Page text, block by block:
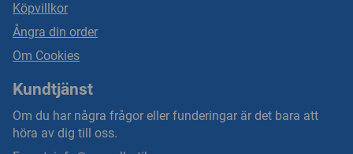
Köpvillkor
Ångra din order
Om Cookies
Kundtjänst
Om du har några frågor eller funderingar är det bara att
höra av dig till oss.